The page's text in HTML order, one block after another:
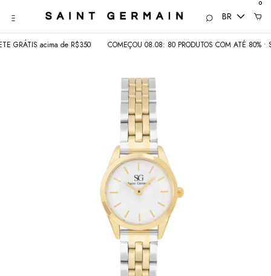
BR
0
GRÁTIS acima de R$350 COMEÇOU 08.08: 80 PRODUTOS COM ATÉ 80% •